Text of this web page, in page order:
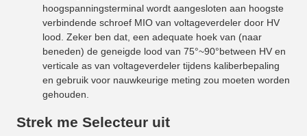
hoogspanningsterminal wordt aangesloten aan hoogste
verbindende schroef MIO van voltageverdeler door HV
lood. Zeker ben dat, een adequate hoek van (naar
beneden) de geneigde lood van 75°~90°between HV en
verticale as van voltageverdeler tijdens kaliberbepaling
en gebruik voor nauwkeurige meting zou moeten worden
gehouden.
Strek me Selecteur uit